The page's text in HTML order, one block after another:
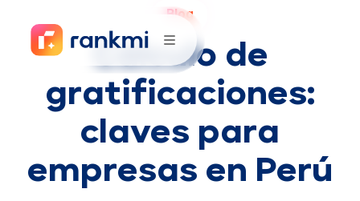
Blog
Cálculo de
gratificaciones:
claves para
empresas en Perú